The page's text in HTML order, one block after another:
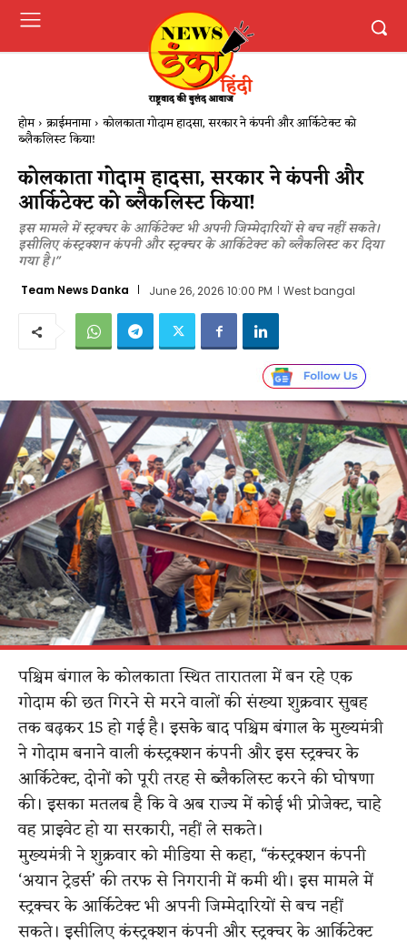
होम क्राईमनामा कोलकाता गोदाम हादसा, सरकार ने कंपनी और आर्किटेक्ट को
ब्लैकलिस्ट किया!
कोलकाता गोदाम हादसा, सरकार ने कंपनी और
आर्किटेक्ट को ब्लैकलिस्ट किया!
इस मामले में स्ट्रक्चर के आर्किटेक्ट भी अपनी जिम्मेदारियों से बच नहीं सकते।
इसीलिए कंस्ट्रक्शन कंपनी और स्ट्रक्चर के आर्किटेक्ट को ब्लैकलिस्ट कर दिया
गया है।"
Team News Danka June 26, 2026 10:00 PM West bangal
पश्चिम बंगाल के कोलकाता स्थित तारातला में बन रहे एक
गोदाम की छत गिरने से मरने वालों की संख्या शुक्रवार सुबह
तक बढ़कर 15 हो गई है। इसके बाद पश्चिम बंगाल के मुख्यमंत्री
ने गोदाम बनाने वाली कंस्ट्रक्शन कंपनी और इस स्ट्रक्चर के
आर्किटेक्ट, दोनों को पूरी तरह से ब्लैकलिस्ट करने की घोषणा
की। इसका मतलब है कि वे अब राज्य में कोई भी प्रोजेक्ट, चाहे
वह प्राइवेट हो या सरकारी, नहीं ले सकते।
मुख्यमंत्री ने शुक्रवार को मीडिया से कहा, “कंस्ट्रक्शन कंपनी
‘अयान ट्रेडर्स’ की तरफ से निगरानी में कमी थी। इस मामले में
स्ट्रक्चर के आर्किटेक्ट भी अपनी जिम्मेदारियों से बच नहीं
सकते। इसीलिए कंस्ट्रक्शन कंपनी और स्ट्रक्चर के आर्किटेक्ट